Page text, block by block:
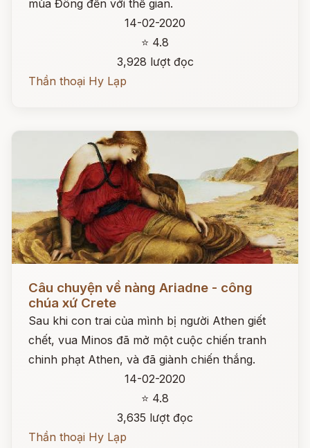
mùa Đông đến với thế gian.
14-02-2020
⭐ 4.8
3,928 lượt đọc
Thần thoại Hy Lạp
Câu chuyện về nàng Ariadne - công
chúa xứ Crete
Sau khi con trai của mình bị người Athen giết
chết, vua Minos đã mở một cuộc chiến tranh
chinh phạt Athen, và đã giành chiến thắng.
14-02-2020
⭐ 4.8
3,635 lượt đọc
Thần thoại Hy Lạp